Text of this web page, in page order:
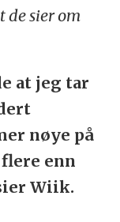
de sier om
at jeg tar
nøye på
enn
Wiik.